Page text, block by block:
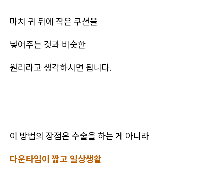
마치 귀 뒤에 작은 쿠션을
넣어주는 것과 비슷한
원리라고 생각하시면 됩니다.
이 방법의 장점은 수술을 하는 게 아니라
다운타임이 짧고 일상생활